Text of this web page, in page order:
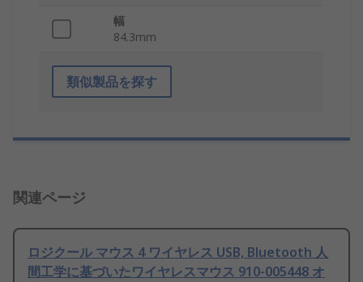
幅
84.3mm
類似製品を探す
関連ページ
ロジクール マウス 4 ワイヤレス USB, Bluetooth 人
間工学に基づいたワイヤレスマウス 910-005448 オ